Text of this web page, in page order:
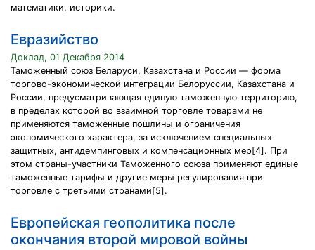
математики, историки.
Евразийство
Доклад, 01 Декабря 2014
Таможенный союз Беларуси, Казахстана и России — форма
торгово-экономической интеграции Белоруссии, Казахстана и
России, предусматривающая единую таможенную территорию,
в пределах которой во взаимной торговле товарами не
применяются таможенные пошлины и ограничения
экономического характера, за исключением специальных
защитных, антидемпинговых и компенсационных мер[4]. При
этом страны-участники Таможенного союза применяют единые
таможенные тарифы и другие меры регулирования при
торговле с третьими странами[5].
Европейская геополитика после
окончания второй мировой войны